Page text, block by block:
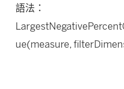
語法：
ue(measure,